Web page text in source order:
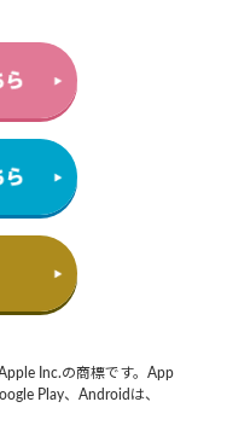
Inc.の商標です。App
Play、Androidは、